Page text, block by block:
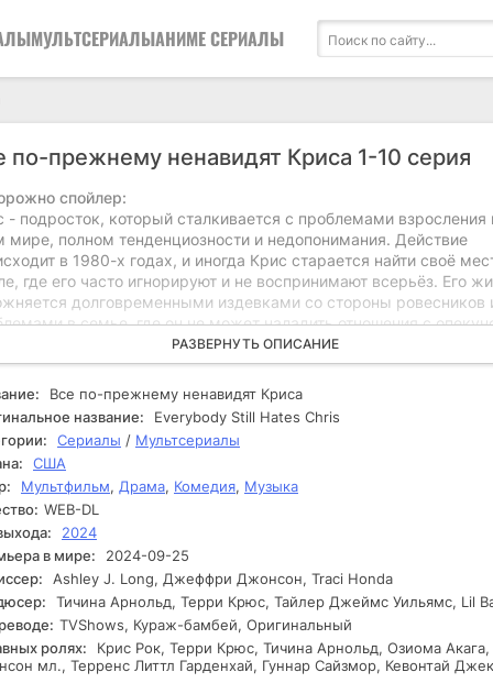
МУЛЬТСЕРИАЛЫАНИМЕ СЕРИАЛЫ
по-прежнему ненавидят Криса 1-10 серия
спойлер:
- подросток, который сталкивается с проблемами взросления
мире, полном тенденциозности и недопонимания. Действие
в 1980-х годах, и иногда Крис старается найти своё
где его часто игнорируют и не воспринимают всерьёз. Его
долговременными издевками со стороны ровесников
в семье, где он не может наладить отношения с
братом. Крис решает изменить свою судьбу и доказать,
предмет насмешек. В ходе своего взросления Крис
препятствиями. Он пытается завести дружбу с
но каждый раз сталкивается с недоверием и
Его одноклассницы и одноклассники не понимают
и продолжают его высмеивать. Крис принимает
школьное мероприятие, чтобы заручиться
всем, что он способен на большее. Однако его планы
на мероприятиях происходят спонтанные события, которые
его усилия. Крис оказывается перед выбором:
за своё место или поддаться судьбе. В этот момент он
сила заключается не в том, чтобы угождать другим, а
оставаться верным себе.
РАЗВЕРНУТЬ ОПИСАНИЕ
Все по-прежнему ненавидят Криса
название:
Everybody Still Hates Chris
Сериалы / Мультсериалы
США
Мультфильм, Драма, Комедия, Музыка
WEB-DL
2024
в мире:
2024-09-25
Ashley J. Long, Джеффри Джонсон, Traci Honda
Тичина Арнольд, Терри Крюс, Тайлер Джеймс Уильямс, Lil
TVShows, Кураж-бамбей, Оригинальный
ролях:
Крис Рок, Терри Крюс, Тичина Арнольд, Озиома
мл., Терренс Литтл Гарденхай, Гуннар Сайзмор, Кевонтай